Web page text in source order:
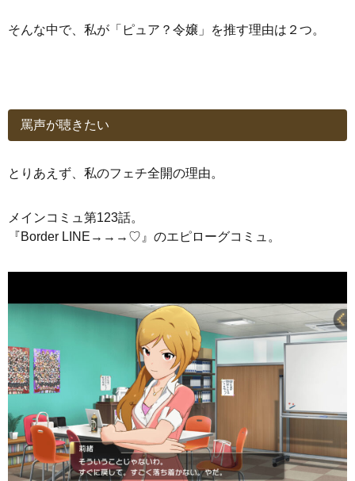
そんな中で、私が「ピュア？令嬢」を推す理由は２つ。
罵声が聴きたい
とりあえず、私のフェチ全開の理由。
メインコミュ第123話。
『Border LINE→→→♡』のエピローグコミュ。